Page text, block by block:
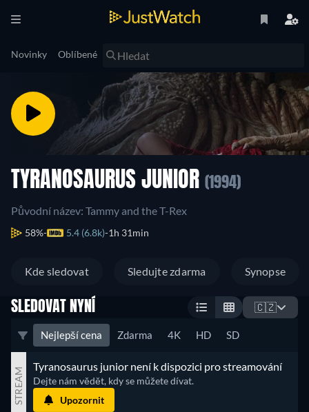
Novinky Oblíbené
TYRANOSAURUS JUNIOR (1994)
Původní název: Tammy and the T-Rex
58% 5.4 (6.8k) 1h 31min
Kde sledovat Sledujte zdarma Synopse
SLEDOVAT NYNÍ 🇨🇿
Nejlepší cena Zdarma 4K HD SD
STREAM Tyranosaurus junior není k dispozici pro streamování
Dejte nám vědět, kdy se můžete dívat.
Upozornit